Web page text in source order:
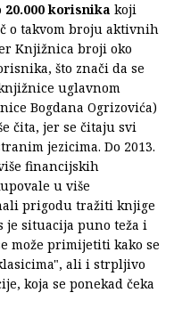
20.000 korisnika koji
o takvom broju aktivnih
Knjižnica broji oko
što znači da se
uglavnom
Bogdana Ogrizovića)
čita, jer se čitaju svi
jezicima. Do 2013.
financijskih
u više
prigodu tražiti knjige
je situacija puno teža i
može primijetiti kako se
ali i strpljivo
koja se ponekad čeka